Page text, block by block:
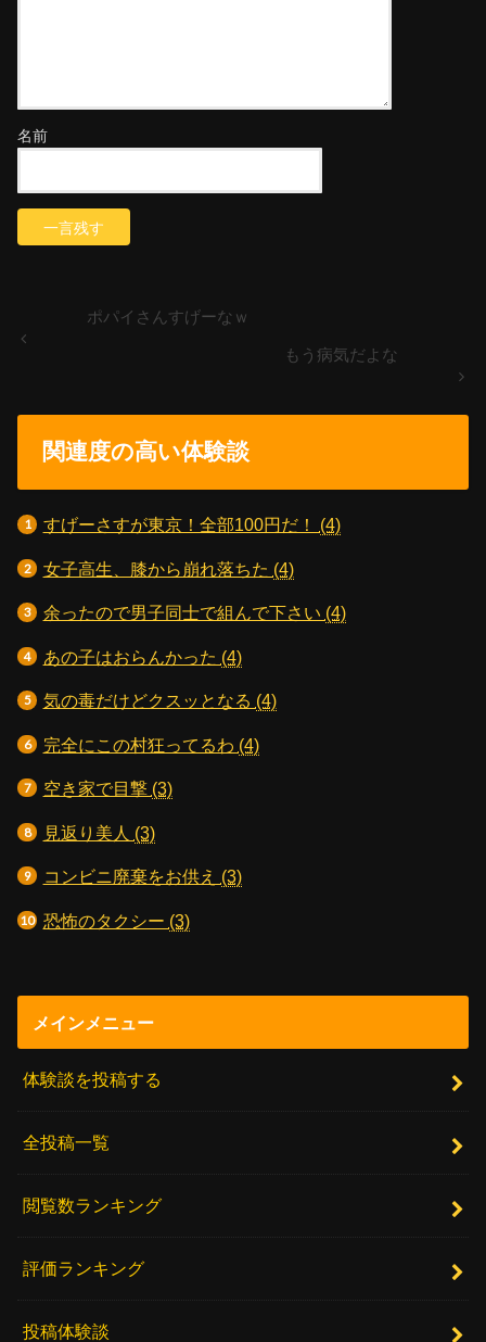
名前
ポパイさんすげーなｗ
もう病気だよな
関連度の高い体験談
すげーさすが東京！全部100円だ！ (4)
女子高生、膝から崩れ落ちた (4)
余ったので男子同士で組んで下さい (4)
あの子はおらんかった (4)
気の毒だけどクスッとなる (4)
完全にこの村狂ってるわ (4)
空き家で目撃 (3)
見返り美人 (3)
コンビニ廃棄をお供え (3)
恐怖のタクシー (3)
メインメニュー
体験談を投稿する
全投稿一覧
閲覧数ランキング
評価ランキング
投稿体験談